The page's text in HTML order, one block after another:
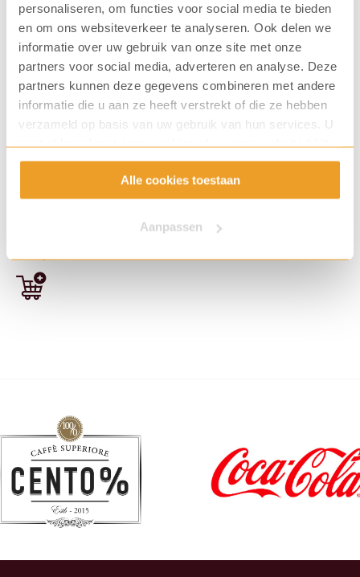
personaliseren, om functies voor social media te bieden
en om ons websiteverkeer te analyseren. Ook delen we
informatie over uw gebruik van onze site met onze
partners voor social media, adverteren en analyse. Deze
partners kunnen deze gegevens combineren met andere
informatie die u aan ze heeft verstrekt of die ze hebben
verzameld op basis van uw gebruik van hun services. U
gaat akkoord met onze cookies als u onze website blijft
gebruiken.
Alle cookies toestaan
Aanpassen
25
zk.)
aantal
Cup-a-Soup Tomaten